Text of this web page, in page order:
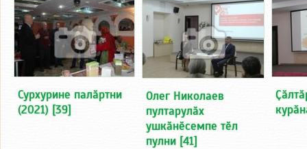
Сурхурине палӑртни
(2021) [39]
Олег Николаев
пултарулӑх
ушкӑнӗсемпе тӗл
пулни[41]